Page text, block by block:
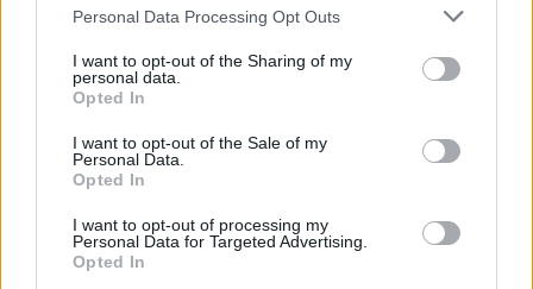
Personal Data Processing Opt Outs
I want to opt-out of the Sharing of my
personal data.
Opted In
I want to opt-out of the Sale of my
Personal Data.
Opted In
I want to opt-out of processing my
Personal Data for Targeted Advertising.
Opted In
Frases que no hay que decir a una madre que